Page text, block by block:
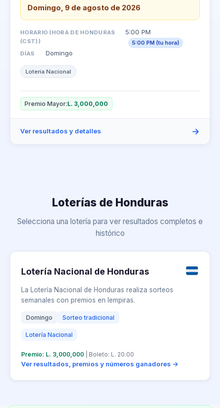
Domingo, 9 de agosto de 2026
HORARIO (HORA DE HONDURAS
(CST))
5:00 PM
5:00 PM (tu hora)
DÍAS
Domingo
Lotería Nacional
Premio Mayor:L. 3,000,000
Ver resultados y detalles →
Loterías de Honduras
Selecciona una lotería para ver resultados completos e
histórico
Lotería Nacional de Honduras
La Lotería Nacional de Honduras realiza sorteos
semanales con premios en lempiras.
Domingo Sorteo tradicional
Lotería Nacional
Premio: L. 3,000,000 | Boleto: L. 20.00
Ver resultados, premios y números ganadores →